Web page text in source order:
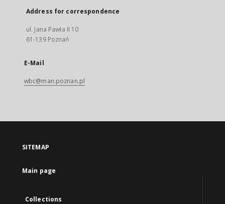
Address for correspondence
ul. Jana Pawła II 10
61-139 Poznań
E-Mail
wbc@man.poznan.pl
SITEMAP
Main page
Collections